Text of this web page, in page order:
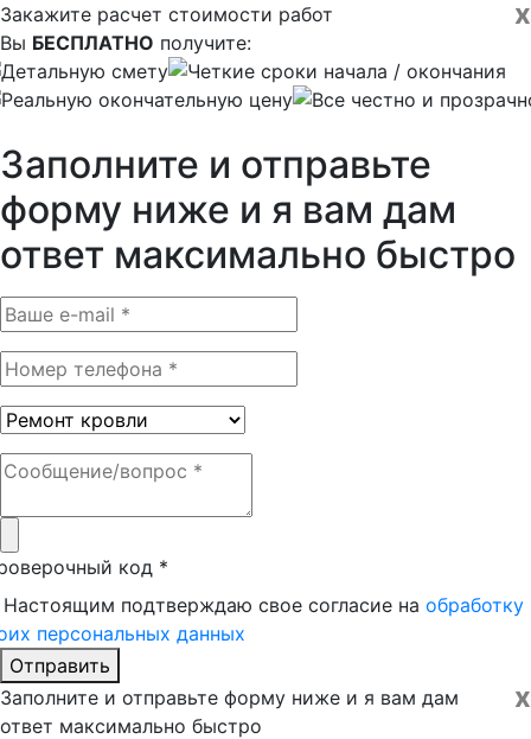
x
Закажите расчет стоимости работ
Вы БЕСПЛАТНО получите:
Детальную смету
Четкие сроки начала / окончания
Реальную окончательную цену
Все честно и
Заполните и отправьте
форму ниже и я вам дам
ответ максимально быстро
код *
подтверждаю свое согласие на обработку
персональных данных
Отправить
x
Заполните и отправьте форму ниже и я вам дам
ответ максимально быстро